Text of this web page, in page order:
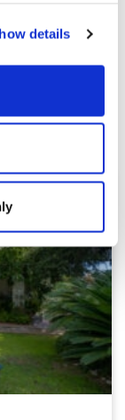
details